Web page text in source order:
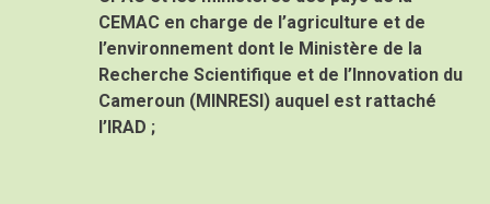
CEMAC en charge de l’agriculture et de
l’environnement dont le Ministère de la
Recherche Scientifique et de l’Innovation du
Cameroun (MINRESI) auquel est rattaché
l’IRAD ;